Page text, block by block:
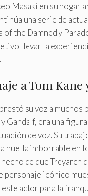
Masaki en su hogar
una serie de
of the Damned y
llevar la
a Tom Kane
su voz a muchos
Gandalf, era una
de voz. Su
huella imborrable en
hecho de que Treyarch
personaje icónico
actor para la